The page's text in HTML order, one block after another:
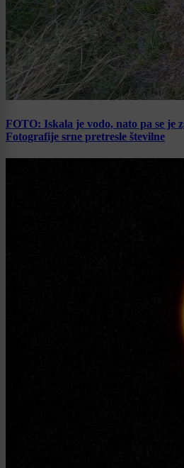
FOTO: Iskala je vodo, nato pa se je
Fotografije srne pretresle številne